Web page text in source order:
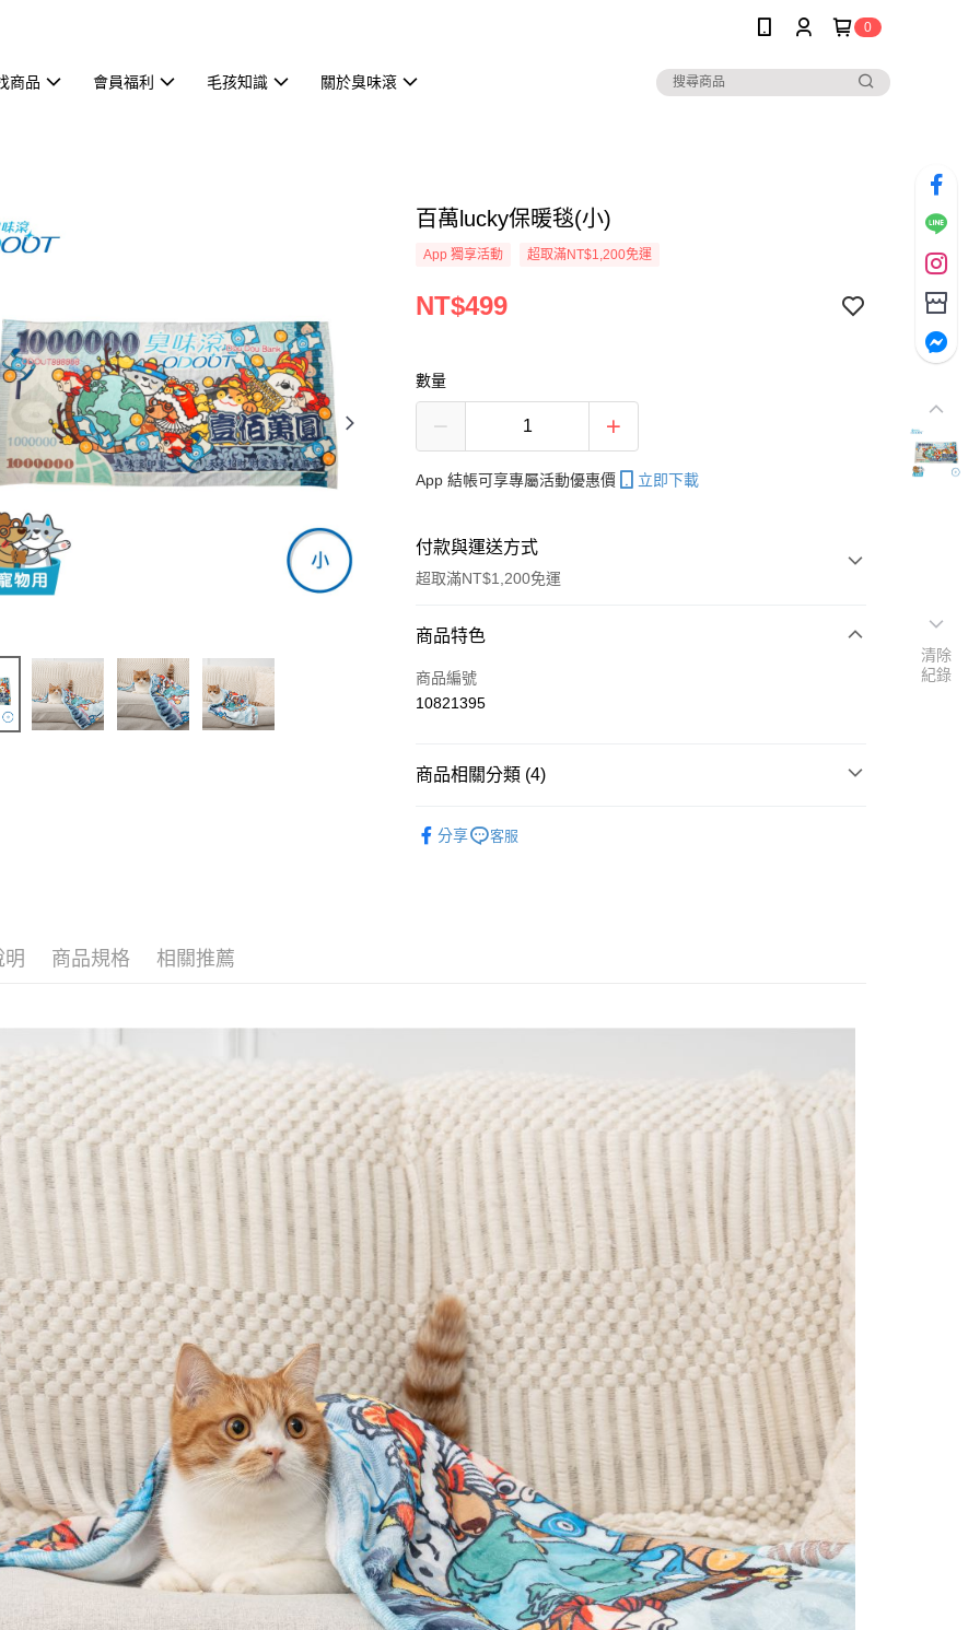
0
商品 會員福利 毛孩知識 關於臭味滾
百萬lucky保暖毯(小)
App 獨享活動 超取滿NT$1,200免運
NT$499
數量
App 結帳可享專屬活動優惠價 立即下載
付款與運送方式
超取滿NT$1,200免運
付款方式
信用卡一次付款
街口支付
3.實際核准額度、可分期數及費用金額請依後續交易確認頁面所載為準。
4.訂單成立30分鐘內，如未前往確認交易或遇審核未通過，訂單將自動取
消。如遇「轉專審核」未通過狀況，表示未達大哥付你分期系統評分，恕
無法說明評估內容。
【繳款方式說明】
1.分期款項不併入電信帳單，「大哥付你分期」於每月結算日後寄送繳費提
2.透過簡訊連結打開帳單後，可選擇「超商條碼／台灣大直營門市／銀行轉
帳／街口支付／iPASS MONEY」等通路繳費。
【注意事項】
1.本服務係由「台灣大哥大股份有限公司」（以下簡稱本公司）所提供，讓
用戶於交易時，得透過本服務購買商品或服務，並由商店將買賣／分期付
款買賣價金債權讓與本公司後，依約使用本公司帳單繳交帳款。
2.基於同意付款使用「大哥付你分期」之契約關係目的，商店將以您的個人
資料（包含姓名、電話或地址）提供予台灣大哥大進項蒐集、處理及利
用，由本公司與您本人進行分期帳單所需資料之確認、核對及更正。
3.完整用戶服務條款，請詳閱以下連結：
https://oppay.tw/userRule
AFTEE先享後付是「在收到商品之後才付款」的支付方式。 讓您購物簡單
便利好安心！
１．簡單：不需註冊會員、不需綁卡、不需儲值。
２．便利：只要手機號碼，簡訊認證，即可結帳。
３．安心：先確認商品／服務後，再付款。
【「AFTEE先享後付」結帳流程】
１．於結帳方式選擇「AFTEE先享後付」後，將跳轉至「AFTEE先享後
付」結帳頁面，進行簡訊認證並確認金額後，即可完成結帳。
２．訂單成立數日內，您將收到繳費通知簡訊。
３．收到繳費通知簡訊後14天內，點擊此簡訊中的連結，可透過四大超商
／ATM／網路銀行／等多元方式進行付款，方視為交易完成。
※ 請注意：結帳手續完成當下不需立刻繳費，但若您需要取消訂單，請聯
絡購買商品的店家。未經商家同意取消之訂單仍視為有效，需透過AFTEE
先享後付繳納相關費用。
※ 交易是否成功請以「AFTEE先享後付 」之結帳頁面顯示為準，若有關於
是否繳費成功／繳費後需取消欲退款等相關疑問，請聯繫「AFTEE先享後
付客戶支援中心」 https://netprotections.freshdesk.com/support/home
【注意事項】
１．透過由恩沛科技股份有限公司提供之「AFTEE先享後付」服務完成之
交易，需依本服務之必要範圍內提供個人資料，並將交易相關給付款項請
求債權轉讓予恩沛科技股份有限公司。
２．關於個人資料處理事宜，請瀏覽以下網址：
https://aftee.tw/terms/#terms3
３．未成年的使用者請事先徵得法定代理人或監護人之同意方可使用
「AFTEE先享後付」，若未經同意申辦者引起之損失，本公司不負相關責
任。
貨到付款
運送方式
全家取貨付款(限重5公斤，兩包貓砂以上無法寄送)
每筆NT$80，滿NT$1,200(含以上)免運費
付款後全家取貨
每筆NT$80，滿NT$1,200(含以上)免運費
7-11取貨付款(限重5公斤，兩包貓砂以上無法寄送)
每筆NT$80，滿NT$1,200(含以上)免運費
付款後7-11取貨
每筆NT$80，滿NT$1,200(含以上)免運費
宅配(無配送離島)
每筆NT$100，滿NT$1,200(含以上)免運費
郵局(下單後不含六日3天出貨、無貨到付款)
每筆NT$150，滿NT$1,500(含以上)免運費
商品特色
商品編號
10821395
商品相關分類 (4)
分享 客服
明 商品規格 相關推薦
清除
紀錄